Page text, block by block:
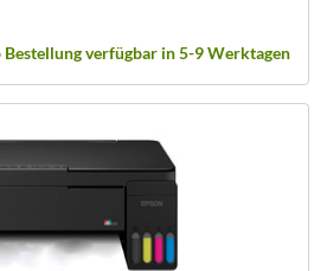
Bestellung verfügbar in 5-9 Werktagen